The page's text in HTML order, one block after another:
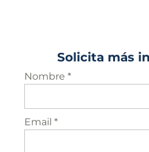
Solicita más
Nombre *
Email *